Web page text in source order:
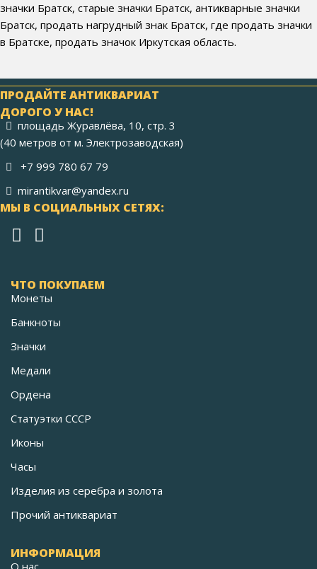
значки Братск, старые значки Братск, антикварные значки
Братск, продать нагрудный знак Братск, где продать значки
в Братске, продать значок Иркутская область.
ПРОДАЙТЕ АНТИКВАРИАТ
ДОРОГО У НАС!
площадь Журавлёва, 10, стр. 3
(40 метров от м. Электрозаводская)
+7 999 780 67 79
mirantikvar@yandex.ru
МЫ В СОЦИАЛЬНЫХ СЕТЯХ:
ЧТО ПОКУПАЕМ
Монеты
Банкноты
Значки
Медали
Ордена
Статуэтки СССР
Иконы
Часы
Изделия из серебра и золота
Прочий антиквариат
ИНФОРМАЦИЯ
О нас